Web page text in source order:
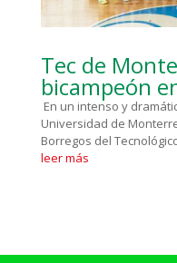
Tec de
bicampeón
En un intenso y
Universidad de
Borregos del
leer más